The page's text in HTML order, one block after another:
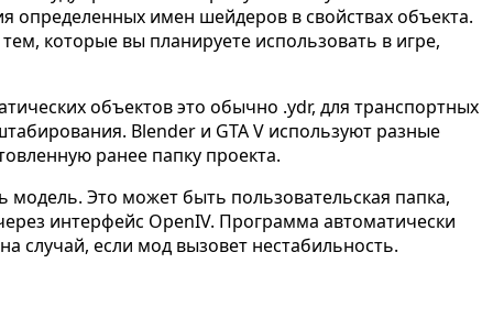
определенных имен шейдеров в свойствах объекта.
которые вы планируете использовать в игре,
объектов это обычно .ydr, для транспортных
Blender и GTA V используют разные
ранее папку проекта.
модель. Это может быть пользовательская папка,
интерфейс OpenIV. Программа автоматически
случай, если мод вызовет нестабильность.